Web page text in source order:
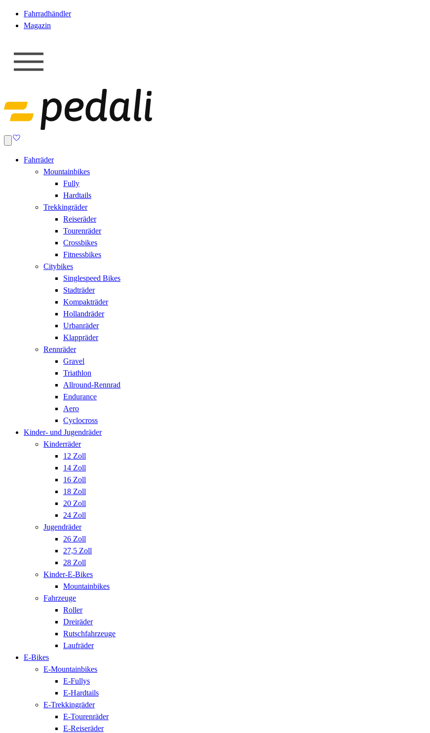
Fahrradhändler
Magazin
Fahrräder
Mountainbikes
Fully
Hardtails
Trekkingräder
Reiseräder
Tourenräder
Crossbikes
Fitnessbikes
Citybikes
Singlespeed Bikes
Stadträder
Kompakträder
Hollandräder
Urbanräder
Klappräder
Rennräder
Gravel
Triathlon
Allround-Rennrad
Endurance
Aero
Cyclocross
Kinder- und Jugendräder
Kinderräder
12 Zoll
14 Zoll
16 Zoll
18 Zoll
20 Zoll
24 Zoll
Jugendräder
26 Zoll
27,5 Zoll
28 Zoll
Kinder-E-Bikes
Mountainbikes
Fahrzeuge
Roller
Dreiräder
Rutschfahrzeuge
Laufräder
E-Bikes
E-Mountainbikes
E-Fullys
E-Hardtails
E-Trekkingräder
E-Tourenräder
E-Reiseräder